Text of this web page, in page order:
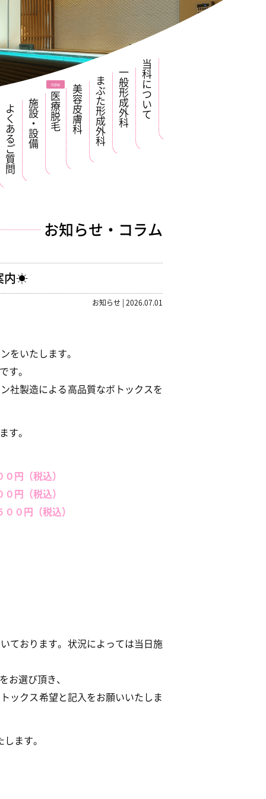
当科について
一般形成外科
まぶた形成外科
美容皮膚科
医療脱毛
施設・設備
よくあるご質問
お知らせ・コラム
内☀
お知らせ |2026.07.01
をいたします。
す。
社製造による高品質なボトックスを
す。
円（税込）
円（税込）
０円（税込）
ております。状況によっては当日施
お選び頂き、
ックス希望と記入をお願いいたしま
ます。